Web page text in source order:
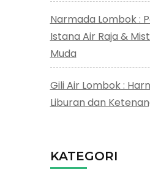
Narmada Lombok :
Istana Air Raja &
Muda
Gili Air Lombok :
Liburan dan
KATEGORI